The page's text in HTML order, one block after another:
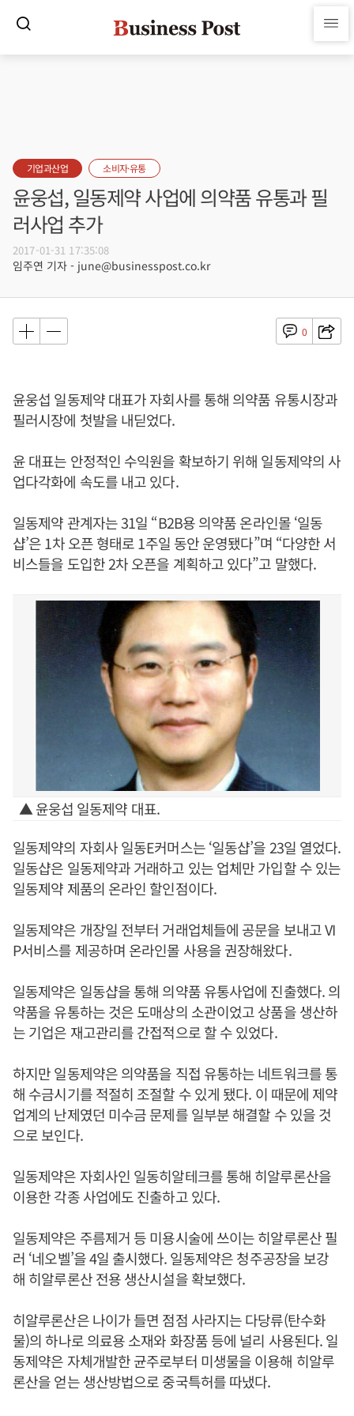
기업과산업 소비자·유통
윤웅섭, 일동제약 사업에 의약품 유통과 필
러사업 추가
2017-01-31 17:35:08
임주연 기자 - june@businesspost.co.kr
0
윤웅섭 일동제약 대표가 자회사를 통해 의약품 유통시장과
필러시장에 첫발을 내딛었다.
윤 대표는 안정적인 수익원을 확보하기 위해 일동제약의 사
업다각화에 속도를 내고 있다.
일동제약 관계자는 31일 “B2B용 의약품 온라인몰 ‘일동
샵’은 1차 오픈 형태로 1주일 동안 운영됐다”며 “다양한 서
비스들을 도입한 2차 오픈을 계획하고 있다”고 말했다.
▲ 윤웅섭 일동제약 대표.
일동제약의 자회사 일동E커머스는 ‘일동샵’을 23일 열었다.
일동샵은 일동제약과 거래하고 있는 업체만 가입할 수 있는
일동제약 제품의 온라인 할인점이다.
일동제약은 개장일 전부터 거래업체들에 공문을 보내고 VI
P서비스를 제공하며 온라인몰 사용을 권장해왔다.
일동제약은 일동샵을 통해 의약품 유통사업에 진출했다. 의
약품을 유통하는 것은 도매상의 소관이었고 상품을 생산하
는 기업은 재고관리를 간접적으로 할 수 있었다.
하지만 일동제약은 의약품을 직접 유통하는 네트워크를 통
해 수금시기를 적절히 조절할 수 있게 됐다. 이 때문에 제약
업계의 난제였던 미수금 문제를 일부분 해결할 수 있을 것
으로 보인다.
일동제약은 자회사인 일동히알테크를 통해 히알루론산을
이용한 각종 사업에도 진출하고 있다.
일동제약은 주름제거 등 미용시술에 쓰이는 히알루론산 필
러 ‘네오벨’을 4일 출시했다. 일동제약은 청주공장을 보강
해 히알루론산 전용 생산시설을 확보했다.
히알루론산은 나이가 들면 점점 사라지는 다당류(탄수화
물)의 하나로 의료용 소재와 화장품 등에 널리 사용된다. 일
동제약은 자체개발한 균주로부터 미생물을 이용해 히알루
론산을 얻는 생산방법으로 중국특허를 따냈다.